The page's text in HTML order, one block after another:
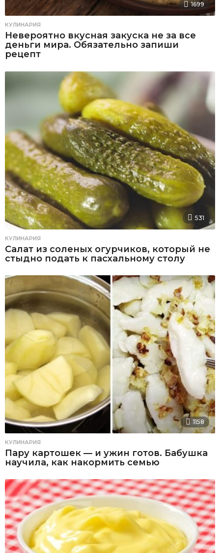
1699
КУЛИНАРИЯ
Невероятно вкусная закуска не за все
деньги мира. Обязательно запиши
рецепт
531
КУЛИНАРИЯ
Салат из соленых огурчиков, который не
стыдно подать к пасхальному столу
1158
КУЛИНАРИЯ
Пару картошек — и ужин готов. Бабушка
научила, как накормить семью